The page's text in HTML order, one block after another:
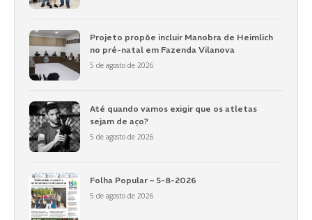
Projeto propõe incluir Manobra de Heimlich
no pré-natal em Fazenda Vilanova
5 de agosto de 2026
Até quando vamos exigir que os atletas
sejam de aço?
5 de agosto de 2026
Folha Popular – 5-8-2026
5 de agosto de 2026